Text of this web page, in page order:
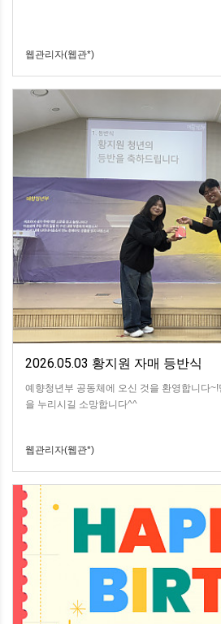
웹관리자(웹관*)
2026.05.03 황지원 자매 등반식
예향청년부 공동체에 오신 것을 환영합니다
을 누리시길 소망합니다^^
웹관리자(웹관*)